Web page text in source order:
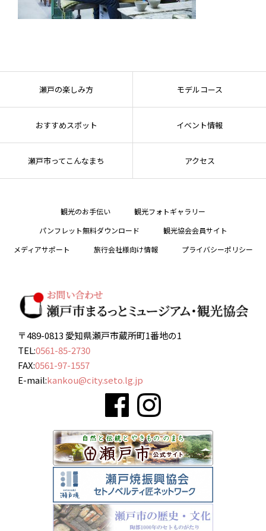
瀬戸の楽しみ方 モデルコース
おすすめスポット イベント情報
瀬戸市ってこんなまち アクセス
観光のお手伝い
観光フォトギャラリー
パンフレット無料ダウンロード
観光協会会員サイト
メディアサポート
旅行会社様向け情報 プライバシーポリシー
〒489-0813 愛知県瀬戸市蔵所町1番地の1
TEL:0561-85-2730
FAX:0561-97-1557
E-mail:kankou@city.seto.lg.jp